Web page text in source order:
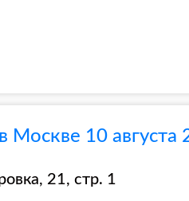
Москве 10 августа
21, стр. 1